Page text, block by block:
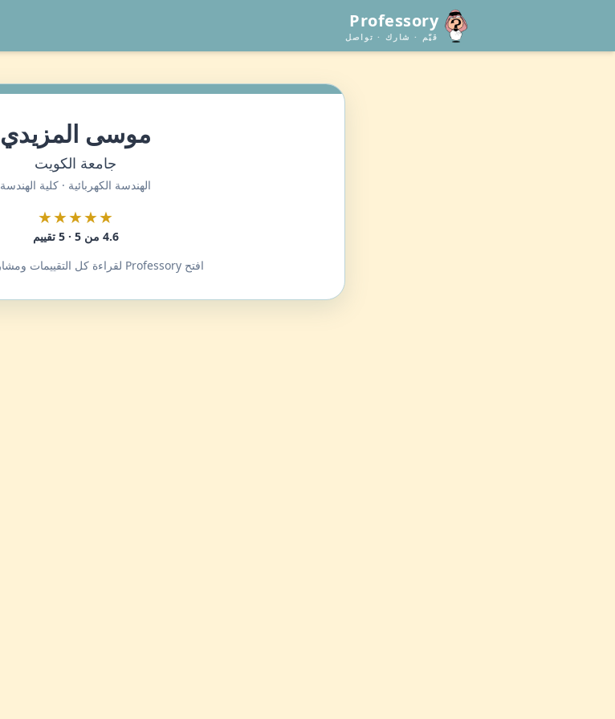
Professory
قيّم · شارك · تواصل
موسى المزيدي
جامعة الكويت
الهندسة الكهربائية · كلية الهندسة
★★★★★
4.6 من 5 · 5 تقييم
افتح Professory لقراءة كل التقييمات ومشاركة تجربتك